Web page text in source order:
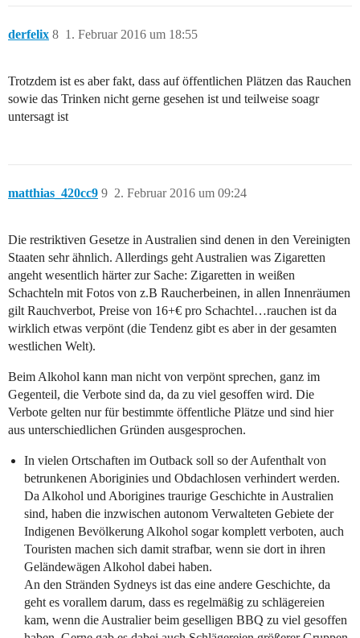
derfelix 1. Februar 2016 um 18:55
8
Trotzdem ist es aber fakt, dass auf öffentlichen Plätzen das Rauchen
sowie das Trinken nicht gerne gesehen ist und teilweise soagr
untersagt ist
matthias_420cc9 2. Februar 2016 um 09:24
9
Die restriktiven Gesetze in Australien sind denen in den Vereinigten
Staaten sehr ähnlich. Allerdings geht Australien was Zigaretten
angeht wesentlich härter zur Sache: Zigaretten in weißen
Schachteln mit Fotos von z.B Raucherbeinen, in allen Innenräumen
gilt Rauchverbot, Preise von 16+€ pro Schachtel…rauchen ist da
wirklich etwas verpönt (die Tendenz gibt es aber in der gesamten
westlichen Welt).
Beim Alkohol kann man nicht von verpönt sprechen, ganz im
Gegenteil, die Verbote sind da, da zu viel gesoffen wird. Die
Verbote gelten nur für bestimmte öffentliche Plätze und sind hier
aus unterschiedlichen Gründen ausgesprochen.
In vielen Ortschaften im Outback soll so der Aufenthalt von
betrunkenen Aboriginies und Obdachlosen verhindert werden.
Da Alkohol und Aborigines traurige Geschichte in Australien
sind, haben die inzwischen autonom Verwalteten Gebiete der
Indigenen Bevölkerung Alkohol sogar komplett verboten, auch
Touristen machen sich damit strafbar, wenn sie dort in ihren
Geländewägen Alkohol dabei haben.
An den Stränden Sydneys ist das eine andere Geschichte, da
geht es vorallem darum, dass es regelmäßig zu schlägereien
kam, wenn die Australier beim geselligen BBQ zu viel gesoffen